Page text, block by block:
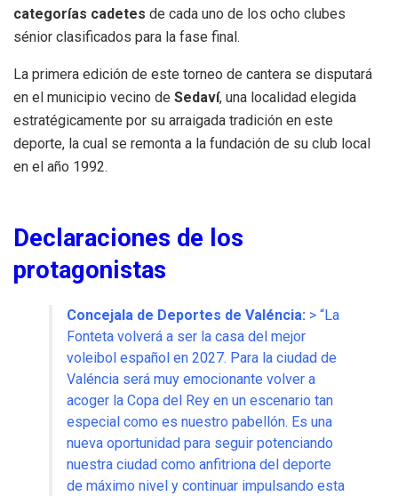
categorías cadetes de cada uno de los ocho clubes
sénior clasificados para la fase final.
La primera edición de este torneo de cantera se disputará
en el municipio vecino de Sedaví, una localidad elegida
estratégicamente por su arraigada tradición en este
deporte, la cual se remonta a la fundación de su club local
en el año 1992.
Declaraciones de los
protagonistas
Concejala de Deportes de Valéncia: > “La
Fonteta volverá a ser la casa del mejor
voleibol español en 2027. Para la ciudad de
Valéncia será muy emocionante volver a
acoger la Copa del Rey en un escenario tan
especial como es nuestro pabellón. Es una
nueva oportunidad para seguir potenciando
nuestra ciudad como anfitriona del deporte
de máximo nivel y continuar impulsando esta